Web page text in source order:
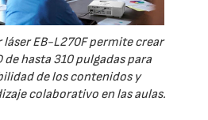
EB-L270F permite crear
de hasta 310 pulgadas para
de los contenidos y
colaborativo en las aulas.